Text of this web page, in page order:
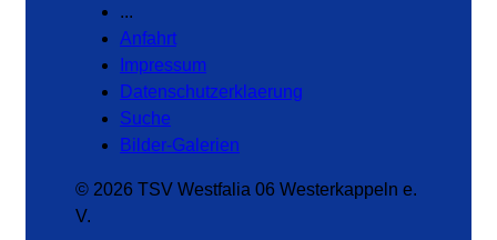
...
Anfahrt
Impressum
Datenschutzerklaerung
Suche
Bilder-Galerien
© 2026 TSV Westfalia 06 Westerkappeln e.
V.